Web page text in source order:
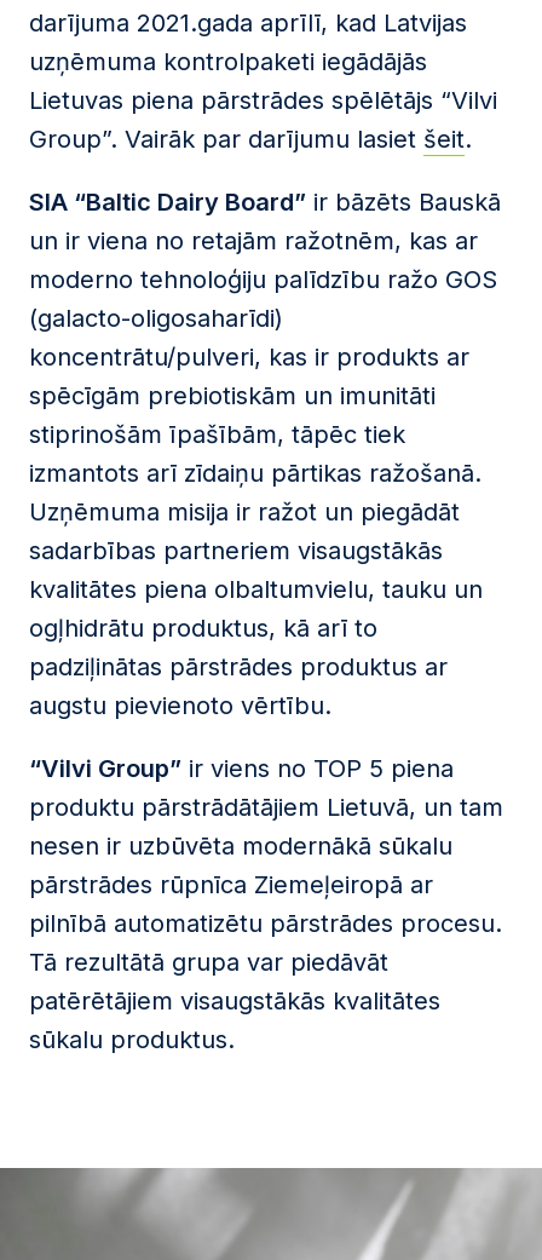
darījuma 2021.gada aprīlī, kad Latvijas
uzņēmuma kontrolpaketi iegādājās
Lietuvas piena pārstrādes spēlētājs “Vilvi
Group”. Vairāk par darījumu lasiet šeit.
SIA “Baltic Dairy Board” ir bāzēts Bauskā
un ir viena no retajām ražotnēm, kas ar
moderno tehnoloģiju palīdzību ražo GOS
(galacto-oligosaharīdi)
koncentrātu/pulveri, kas ir produkts ar
spēcīgām prebiotiskām un imunitāti
stiprinošām īpašībām, tāpēc tiek
izmantots arī zīdaiņu pārtikas ražošanā.
Uzņēmuma misija ir ražot un piegādāt
sadarbības partneriem visaugstākās
kvalitātes piena olbaltumvielu, tauku un
ogļhidrātu produktus, kā arī to
padziļinātas pārstrādes produktus ar
augstu pievienoto vērtību.
“Vilvi Group” ir viens no TOP 5 piena
produktu pārstrādātājiem Lietuvā, un tam
nesen ir uzbūvēta modernākā sūkalu
pārstrādes rūpnīca Ziemeļeiropā ar
pilnībā automatizētu pārstrādes procesu.
Tā rezultātā grupa var piedāvāt
patērētājiem visaugstākās kvalitātes
sūkalu produktus.